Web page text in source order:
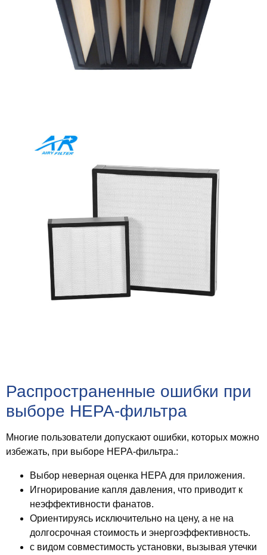
Распространенные ошибки при
выборе HEPA-фильтра
Многие пользователи допускают ошибки, которых можно
избежать, при выборе HEPA-фильтра.:
Выбор неверная оценка HEPA для приложения.
Игнорирование капля давления, что приводит к
неэффективности фанатов.
Ориентируясь исключительно на цену, а не на
долгосрочная стоимость и энергоэффективность.
с видом совместимость установки, вызывая утечки